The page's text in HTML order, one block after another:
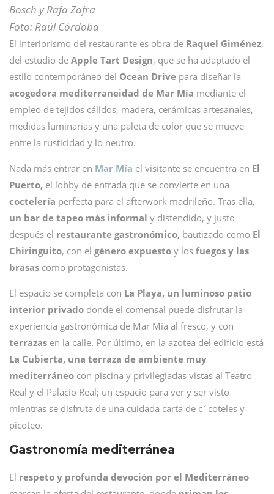
Bosch y Rafa Zafra
Foto: Raúl Córdoba
El interiorismo del restaurante es obra de Raquel Giménez,
del estudio de Apple Tart Design, que se ha adaptado el
estilo contemporáneo del Ocean Drive para diseñar la
acogedora mediterraneidad de Mar Mía mediante el
empleo de tejidos cálidos, madera, cerámicas artesanales,
medidas luminarias y una paleta de color que se mueve
entre la rusticidad y lo neutro.
Nada más entrar en Mar Mía el visitante se encuentra en El
Puerto, el lobby de entrada que se convierte en una
coctelería perfecta para el afterwork madrileño. Tras ella,
un bar de tapeo más informal y distendido, y justo
después el restaurante gastronómico, bautizado como El
Chiringuito, con el género expuesto y los fuegos y las
brasas como protagonistas.
El espacio se completa con La Playa, un luminoso patio
interior privado donde el comensal puede disfrutar la
experiencia gastronómica de Mar Mía al fresco, y con
terrazas en la calle. Por último, en la azotea del edificio está
La Cubierta, una terraza de ambiente muy
mediterráneo con piscina y privilegiadas vistas al Teatro
Real y el Palacio Real; un espacio para ver y ser visto
mientras se disfruta de una cuidada carta de c´coteles y
picoteo.
Gastronomía mediterránea
El respeto y profunda devoción por el Mediterráneo